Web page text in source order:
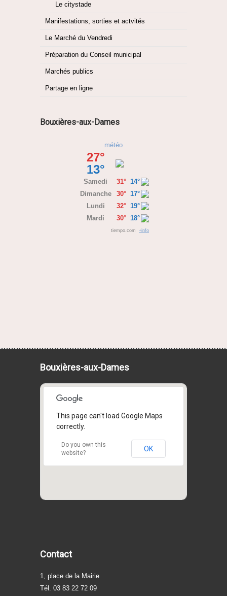
Le citystade
Manifestations, sorties et actvités
Le Marché du Vendredi
Préparation du Conseil municipal
Marchés publics
Partage en ligne
Bouxières-aux-Dames
météo
27°
13°
Samedi 31° 14°
Dimanche
30° 17°
Lundi
32° 19°
Mardi
30° 18°
tiempo.com +info
Bouxières-aux-Dames
This page can't load Google Maps
correctly.
Do you own this
website?
OK
Contact
1, place de la Mairie
Tél. 03 83 22 72 09